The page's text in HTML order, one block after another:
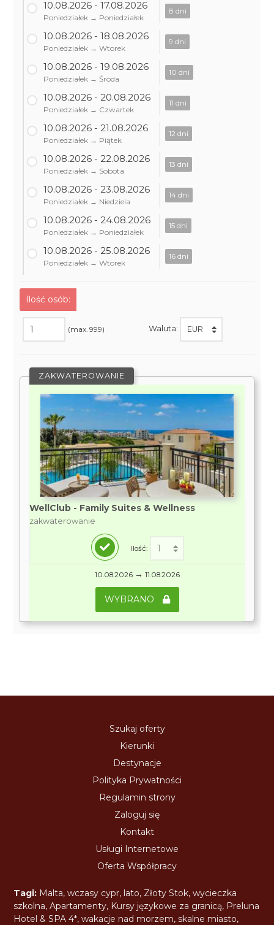
10.08.2026 - 17.08.2026
Poniedziałek → Poniedziałek
8 dni
10.08.2026 - 18.08.2026
Poniedziałek → Wtorek
9 dni
10.08.2026 - 19.08.2026
Poniedziałek → Środa
10 dni
10.08.2026 - 20.08.2026
Poniedziałek → Czwartek
11 dni
10.08.2026 - 21.08.2026
Poniedziałek → Piątek
12 dni
10.08.2026 - 22.08.2026
Poniedziałek → Sobota
13 dni
10.08.2026 - 23.08.2026
Poniedziałek → Niedziela
14 dni
10.08.2026 - 24.08.2026
Poniedziałek → Poniedziałek
15 dni
10.08.2026 - 25.08.2026
Poniedziałek → Wtorek
16 dni
Ilość osób:
(max. 999) Waluta:
ZAKWATEROWANIE
WellClub - Family Suites & Wellness
zakwaterowanie
Ilość:
10.08.2026 → 11.08.2026
WYBRANO
Szukaj oferty
Kierunki
Destynacje
Polityka Prywatności
Regulamin strony
Zaloguj się
Kontakt
Usługi Internetowe
Oferta Współpracy
Tagi: Malta,wczasy cypr, lato, Złoty Stok,wycieczka
szkolna,Apartamenty, Kursy językowe za granicą, Preluna
Hotel & SPA 4*,wakacje nad morzem,skalne miasto,